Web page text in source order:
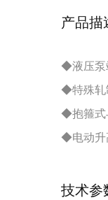
产品描
◆液压泵
◆特殊轧
◆抱箍式
◆电动升
技术参